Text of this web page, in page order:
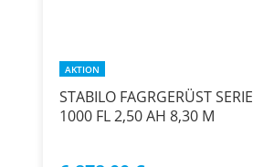
AKTION
STABILO FAGRGERÜST SERIE
1000 FL 2,50 AH 8,30 M